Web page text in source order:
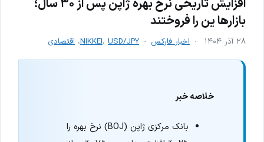
افزایش تاریخی نرخ بهره ژاپن پس از ۳۰ سال؛
بازارها ین را فروختند
۲۸ آذر ۱۴۰۴ اخبار فارکس NIKKEI، USD/JPY ، اقتصادی
خلاصه خبر
بانک مرکزی ژاپن (BOJ) نرخ بهره را